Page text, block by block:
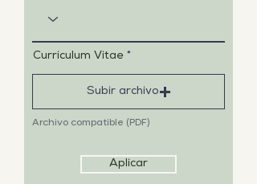
Curriculum Vitae
Subir archivo
Archivo compatible (PDF)
Aplicar